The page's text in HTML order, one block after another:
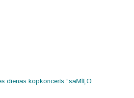
dienas kopkoncerts “saMĪĻO